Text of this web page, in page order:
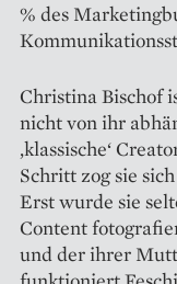
% des
Christina Bischof
nicht von ihr
‚klassische‘
Schritt zog sie
Erst wurde sie
Content
und der ihrer